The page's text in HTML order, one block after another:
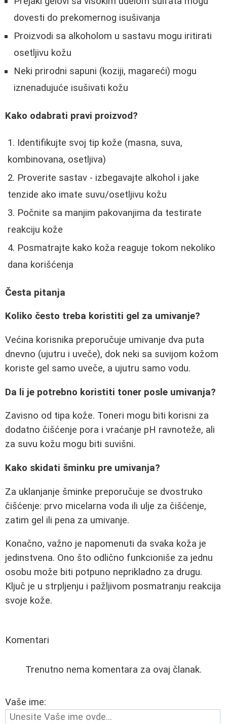
dovesti do prekomernog isušivanja
Proizvodi sa alkoholom u sastavu mogu iritirati
osetljivu kožu
Neki prirodni sapuni (koziji, magareći) mogu
iznenadujuće isušivati kožu
Kako odabrati pravi proizvod?
Identifikujte svoj tip kože (masna, suva,
kombinovana, osetljiva)
Proverite sastav - izbegavajte alkohol i jake
tenzide ako imate suvu/osetljivu kožu
Počnite sa manjim pakovanjima da testirate
reakciju kože
Posmatrajte kako koža reaguje tokom nekoliko
dana korišćenja
Česta pitanja
Koliko često treba koristiti gel za umivanje?
Većina korisnika preporučuje umivanje dva puta
dnevno (ujutru i uveče), dok neki sa suvijom kožom
koriste gel samo uveče, a ujutru samo vodu.
Da li je potrebno koristiti toner posle umivanja?
Zavisno od tipa kože. Toneri mogu biti korisni za
dodatno čišćenje pora i vraćanje pH ravnoteže, ali
za suvu kožu mogu biti suvišni.
Kako skidati šminku pre umivanja?
Za uklanjanje šminke preporučuje se dvostruko
čišćenje: prvo micelarna voda ili ulje za čišćenje,
zatim gel ili pena za umivanje.
Konačno, važno je napomenuti da svaka koža je
jedinstvena. Ono što odlično funkcioniše za jednu
osobu može biti potpuno neprikladno za drugu.
Ključ je u strpljenju i pažljivom posmatranju reakcija
svoje kože.
Komentari
Trenutno nema komentara za ovaj članak.
Vaše ime: